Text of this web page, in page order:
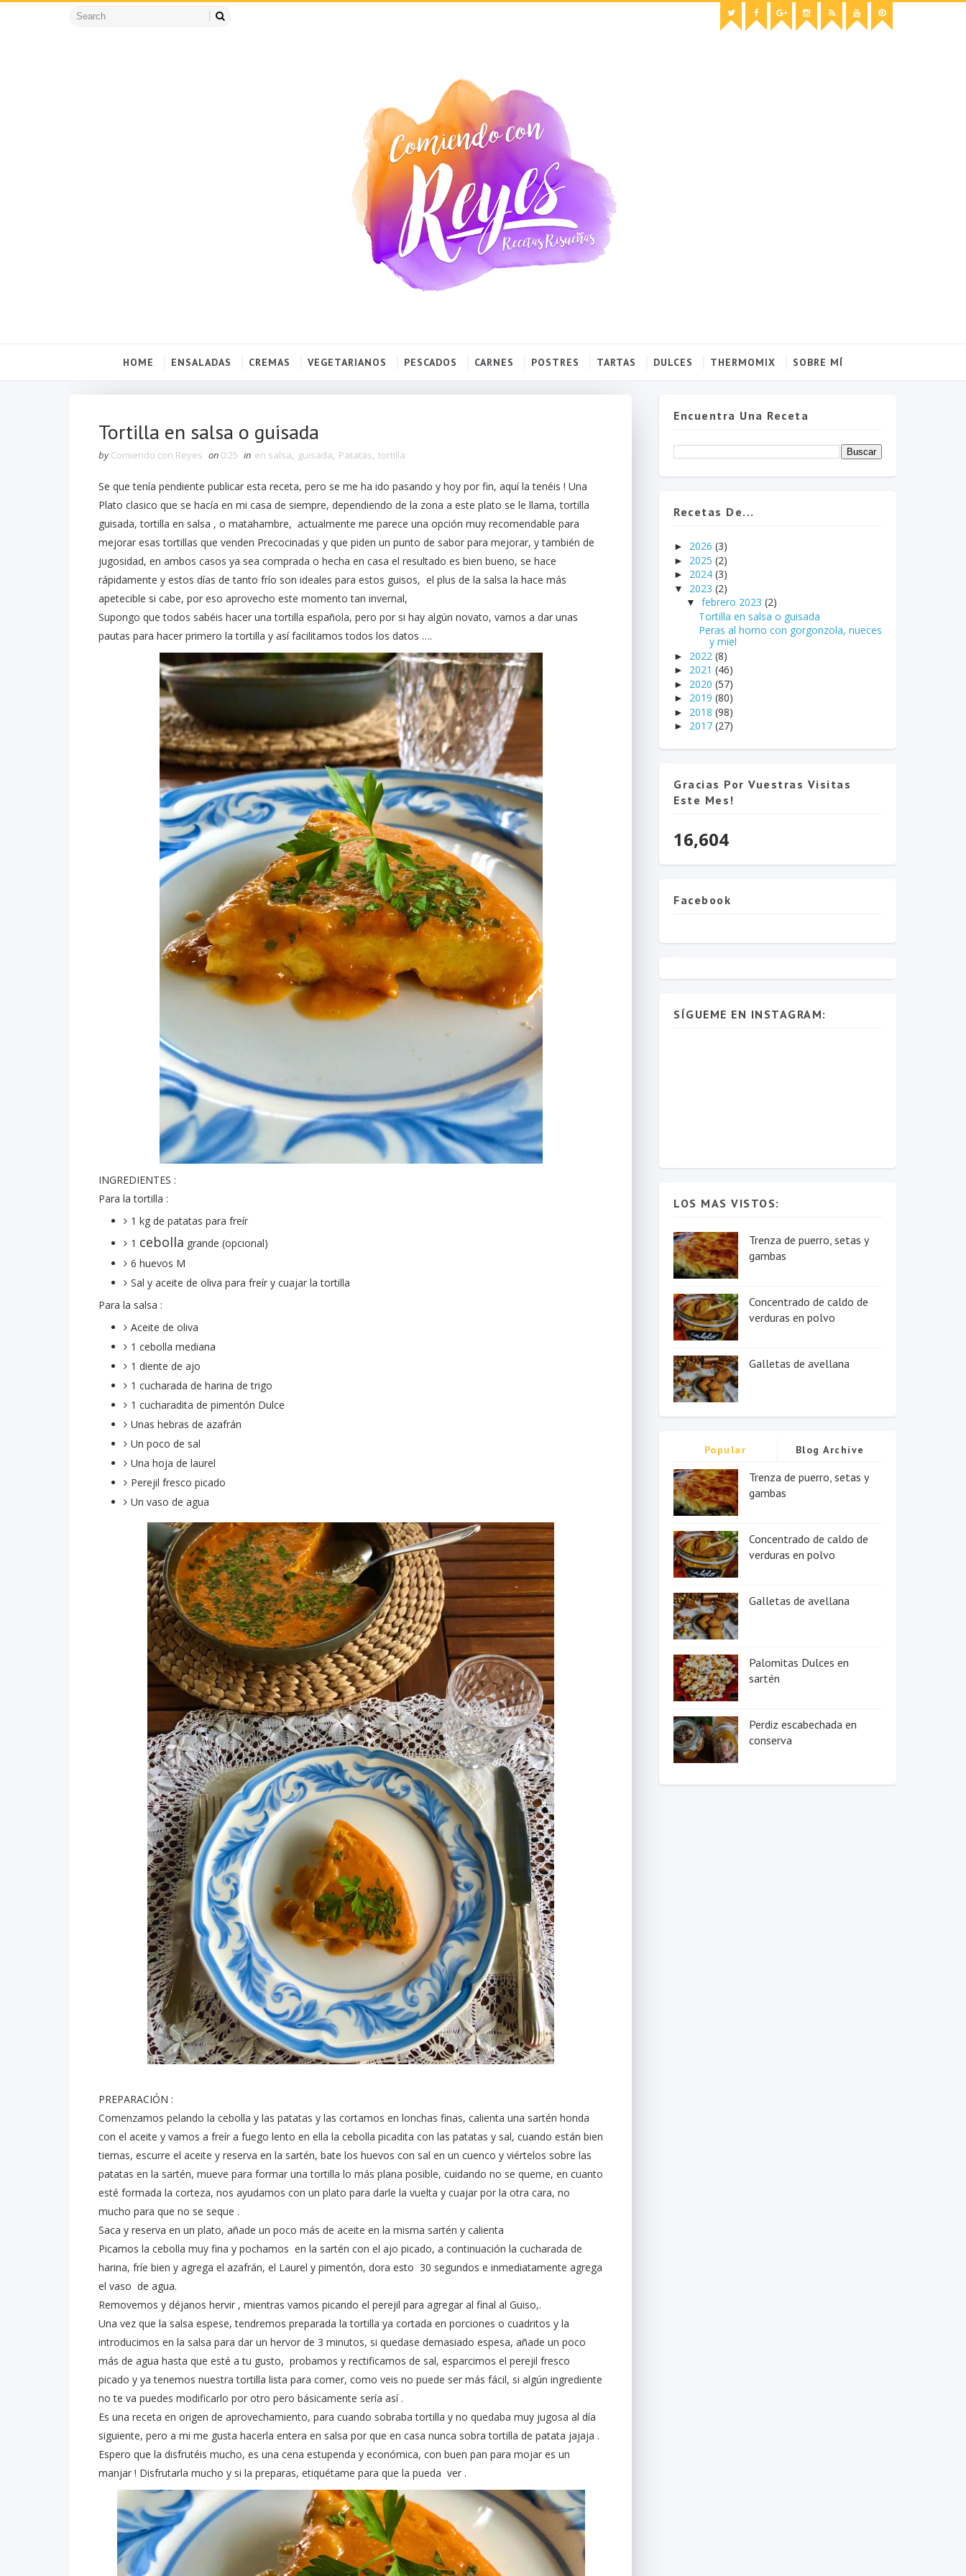
HOME ENSALADAS CREMAS VEGETARIANOS PESCADOS CARNES POSTRES TARTAS DULCES THERMOMIX SOBRE MÍ
Tortilla en salsa o guisada
by Comiendo con Reyes on 0:25 in en salsa, guisada, Patatas, tortilla
Se que tenía pendiente publicar esta receta, pero se me ha ido pasando y hoy por fin, aquí la tenéis ! Una
Plato clasico que se hacía en mi casa de siempre, dependiendo de la zona a este plato se le llama, tortilla
guisada, tortilla en salsa , o matahambre, actualmente me parece una opción muy recomendable para
mejorar esas tortillas que venden Precocinadas y que piden un punto de sabor para mejorar, y también de
jugosidad, en ambos casos ya sea comprada o hecha en casa el resultado es bien bueno, se hace
rápidamente y estos días de tanto frío son ideales para estos guisos, el plus de la salsa la hace más
apetecible si cabe, por eso aprovecho este momento tan invernal,
Supongo que todos sabéis hacer una tortilla española, pero por si hay algún novato, vamos a dar unas
pautas para hacer primero la tortilla y así facilitamos todos los datos ….
INGREDIENTES :
Para la tortilla :
1 kg de patatas para freír
1 cebolla grande (opcional)
6 huevos M
Sal y aceite de oliva para freír y cuajar la tortilla
Para la salsa :
Aceite de oliva
1 cebolla mediana
1 diente de ajo
1 cucharada de harina de trigo
1 cucharadita de pimentón Dulce
Unas hebras de azafrán
Un poco de sal
Una hoja de laurel
Perejil fresco picado
Un vaso de agua
PREPARACIÓN :
Comenzamos pelando la cebolla y las patatas y las cortamos en lonchas finas, calienta una sartén honda
con el aceite y vamos a freír a fuego lento en ella la cebolla picadita con las patatas y sal, cuando están bien
tiernas, escurre el aceite y reserva en la sartén, bate los huevos con sal en un cuenco y viértelos sobre las
patatas en la sartén, mueve para formar una tortilla lo más plana posible, cuidando no se queme, en cuanto
esté formada la corteza, nos ayudamos con un plato para darle la vuelta y cuajar por la otra cara, no
mucho para que no se seque .
Saca y reserva en un plato, añade un poco más de aceite en la misma sartén y calienta
Picamos la cebolla muy fina y pochamos en la sartén con el ajo picado, a continuación la cucharada de
harina, fríe bien y agrega el azafrán, el Laurel y pimentón, dora esto 30 segundos e inmediatamente agrega
el vaso de agua.
Removemos y déjanos hervir , mientras vamos picando el perejil para agregar al final al Guiso,.
Una vez que la salsa espese, tendremos preparada la tortilla ya cortada en porciones o cuadritos y la
introducimos en la salsa para dar un hervor de 3 minutos, si quedase demasiado espesa, añade un poco
más de agua hasta que esté a tu gusto, probamos y rectificamos de sal, esparcimos el perejil fresco
picado y ya tenemos nuestra tortilla lista para comer, como veis no puede ser más fácil, si algún ingrediente
no te va puedes modificarlo por otro pero básicamente sería así .
Es una receta en origen de aprovechamiento, para cuando sobraba tortilla y no quedaba muy jugosa al día
siguiente, pero a mi me gusta hacerla entera en salsa por que en casa nunca sobra tortilla de patata jajaja .
Espero que la disfrutéis mucho, es una cena estupenda y económica, con buen pan para mojar es un
manjar ! Disfrutarla mucho y si la preparas, etiquétame para que la pueda ver .
Encuentra Una Receta
Recetas De...
► 2026 (3)
► 2025 (2)
► 2024 (3)
▼ 2023 (2)
▼ febrero 2023 (2)
Tortilla en salsa o guisada
Peras al horno con gorgonzola, nueces
y miel
► 2022 (8)
► 2021 (46)
► 2020 (57)
► 2019 (80)
► 2018 (98)
► 2017 (27)
Gracias Por Vuestras Visitas
Este Mes!
16,604
Facebook
SÍGUEME EN INSTAGRAM:
LOS MAS VISTOS:
Trenza de puerro, setas y
gambas
Concentrado de caldo de
verduras en polvo
Galletas de avellana
Popular Blog Archive
Trenza de puerro, setas y
gambas
Concentrado de caldo de
verduras en polvo
Galletas de avellana
Palomitas Dulces en
sartén
Perdiz escabechada en
conserva